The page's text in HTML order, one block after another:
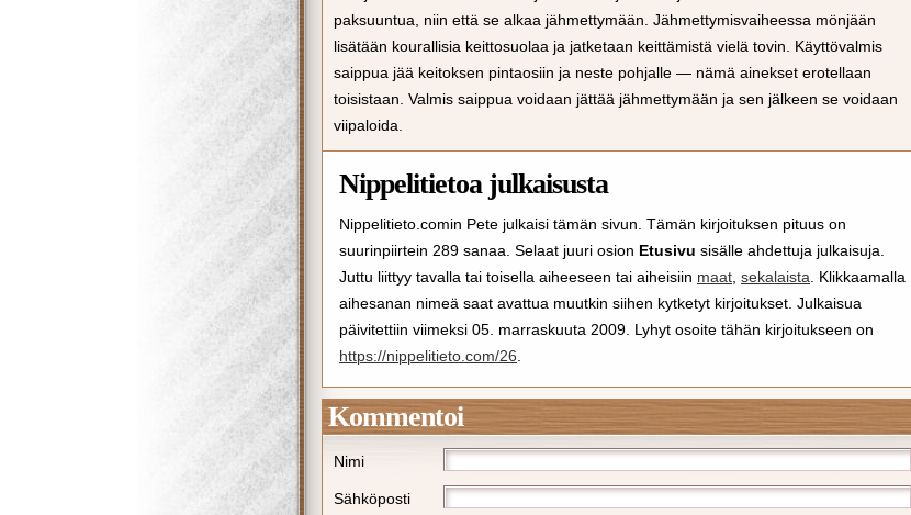
paksuuntua, niin että se alkaa jähmettymään. Jähmettymisvaiheessa mönjään
lisätään kourallisia keittosuolaa ja jatketaan keittämistä vielä tovin. Käyttövalmis
saippua jää keitoksen pintaosiin ja neste pohjalle — nämä ainekset erotellaan
toisistaan. Valmis saippua voidaan jättää jähmettymään ja sen jälkeen se voidaan
viipaloida.
Nippelitietoa julkaisusta
Nippelitieto.comin Pete julkaisi tämän sivun. Tämän kirjoituksen pituus on
suurinpiirtein 289 sanaa. Selaat juuri osion Etusivu sisälle ahdettuja julkaisuja.
Juttu liittyy tavalla tai toisella aiheeseen tai aiheisiin maat, sekalaista. Klikkaamalla
aihesanan nimeä saat avattua muutkin siihen kytketyt kirjoitukset. Julkaisua
päivitettiin viimeksi 05. marraskuuta 2009. Lyhyt osoite tähän kirjoitukseen on
https://nippelitieto.com/26.
Kommentoi
Nimi
Sähköposti